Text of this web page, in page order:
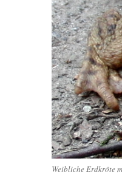
Weibliche Erdkröte